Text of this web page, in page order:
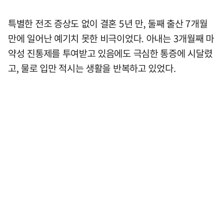
특별한 전조 증상도 없이 결혼 5년 만, 둘째 출산 7개월
만에 일어난 예기치 못한 비극이었다. 아내는 3개월째 마
약성 진통제를 투여받고 있음에도 극심한 통증에 시달렸
고, 물로 입만 적시는 생활을 반복하고 있었다.